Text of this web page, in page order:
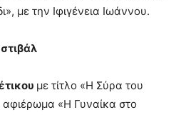
με την Ιφιγένεια Ιωάννου.
με τίτλο «Η Σύρα του
«Η Γυναίκα στο